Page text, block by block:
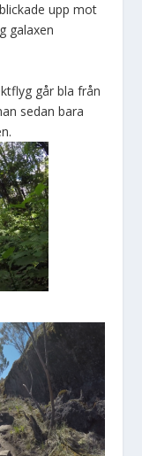
upp mot
galaxen
går bla från
sedan bara